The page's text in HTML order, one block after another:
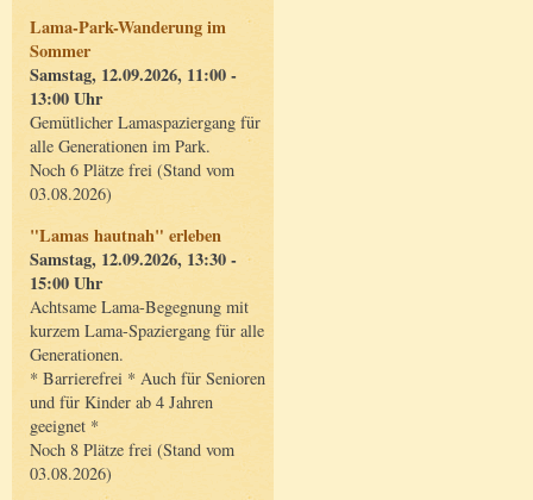
Lama-Park-Wanderung im
Sommer
Samstag, 12.09.2026, 11:00 -
13:00 Uhr
Gemütlicher Lamaspaziergang für
alle Generationen im Park.
Noch 6 Plätze frei (Stand vom
03.08.2026)
"Lamas hautnah" erleben
Samstag, 12.09.2026, 13:30 -
15:00 Uhr
Achtsame Lama-Begegnung mit
kurzem Lama-Spaziergang für alle
Generationen.
* Barrierefrei * Auch für Senioren
und für Kinder ab 4 Jahren
geeignet *
Noch 8 Plätze frei (Stand vom
03.08.2026)